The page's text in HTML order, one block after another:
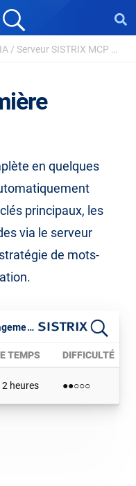
/ Serveur SISTRIX MCP – Cas d'utilisation, ...
en quelques
principaux, les
via le serveur
de mots-
Effort, économie, difficulté, engagement
TEMPS DIFFICULTÉ
heures ●●○○○